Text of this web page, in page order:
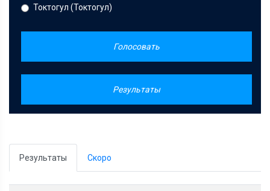
Токтогул (Токтогул)
Голосовать
Результаты
Результаты Скоро